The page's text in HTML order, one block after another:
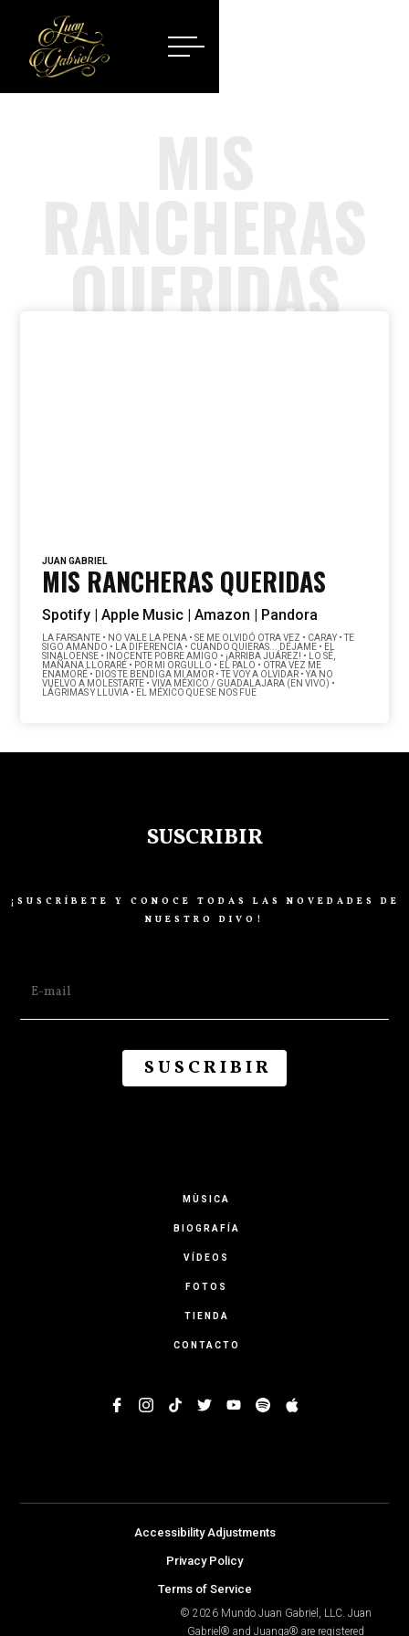
QUERIDAS
JUAN GABRIEL
MIS RANCHERAS QUERIDAS
Spotify |Apple Music |Amazon | Pandora
LA FARSANTE • NO VALE LA PENA • SE ME OLVIDÓ OTRA VEZ • CARAY • TE
SIGO AMANDO • LA DIFERENCIA • CUANDO QUIERAS... DÉJAME • EL
SINALOENSE • INOCENTE POBRE AMIGO • ¡ARRIBA JUÁREZ! • LO SÉ,
MAÑANA LLORARÉ • POR MI ORGULLO • EL PALO • OTRA VEZ ME
ENAMORÉ • DIOS TE BENDIGA MI AMOR • TE VOY A OLVIDAR • YA NO
VUELVO A MOLESTARTE • VIVA MÉXICO / GUADALAJARA (EN VIVO) •
LÁGRIMAS Y LLUVIA • EL MÉXICO QUE SE NOS FUE
SUSCRIBIR
¡SUSCRÍBETE Y CONOCE TODAS LAS NOVEDADES DE
NUESTRO DIVO!
MÙSICA
BIOGRAFÍA
VÍDEOS
FOTOS
TIENDA
CONTACTO
Accessibility Adjustments
Privacy Policy
Terms of Service
© 2026 Mundo Juan Gabriel, LLC. Juan
Gabriel® and Juanga® are registered